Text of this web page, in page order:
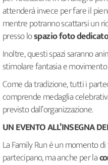
attenderà invece per fare il
mentre potranno scattarsi un
presso lospazio foto
Inoltre, questi spazi saranno
stimolare fantasia e
Come da tradizione, tutti i
comprende medaglia
previsto dall’organizzazione.
UN EVENTO ALL’INSEGNA
La Family Run è un momento
partecipano, ma anche per la